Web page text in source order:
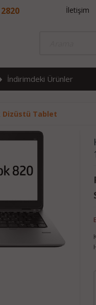
İletişim
İndirimdeki Ürünler
Dizüstü Tablet